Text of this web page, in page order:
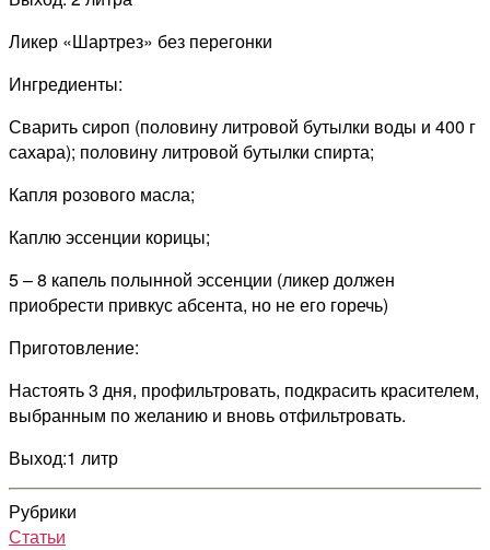
Ликер «Шартрез» без перегонки
Ингредиенты:
Сварить сироп (половину литровой бутылки воды и 400 г
сахара); половину литровой бутылки спирта;
Капля розового масла;
Каплю эссенции корицы;
5 – 8 капель полынной эссенции (ликер должен
приобрести привкус абсента, но не его горечь)
Приготовление:
Настоять 3 дня, профильтровать, подкрасить красителем,
выбранным по желанию и вновь отфильтровать.
Выход:1 литр
Рубрики
Статьи